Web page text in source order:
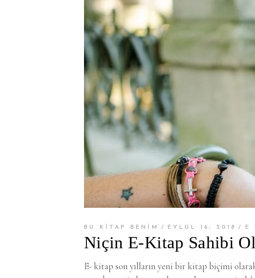
BU KİTAP BENİM EYLÜL 16, 2018 E
Niçin E-Kitap Sahibi
E- kitap son yılların yeni bir kitap biçimi